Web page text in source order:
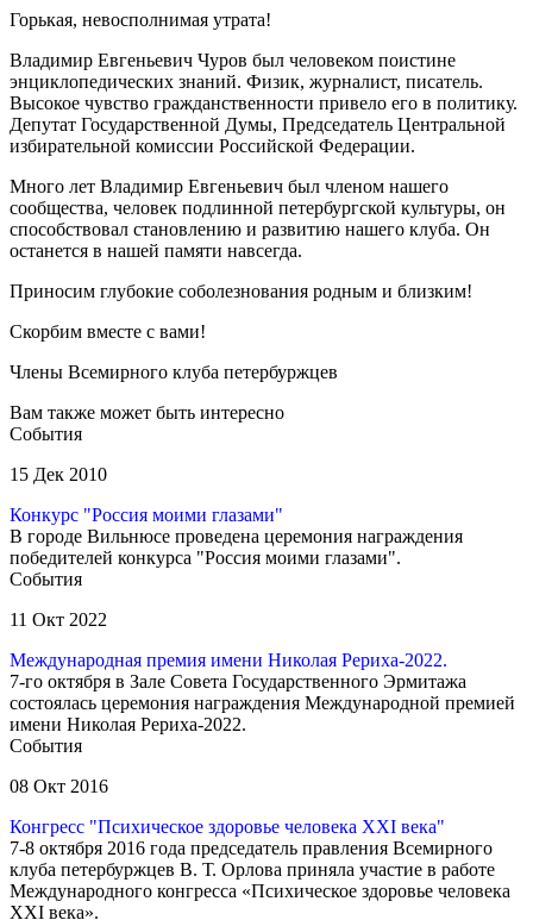
Горькая, невосполнимая утрата!
Владимир Евгеньевич Чуров был человеком поистине
энциклопедических знаний. Физик, журналист, писатель.
Высокое чувство гражданственности привело его в политику.
Депутат Государственной Думы, Председатель Центральной
избирательной комиссии Российской Федерации.
Много лет Владимир Евгеньевич был членом нашего
сообщества, человек подлинной петербургской культуры, он
способствовал становлению и развитию нашего клуба. Он
останется в нашей памяти навсегда.
Приносим глубокие соболезнования родным и близким!
Скорбим вместе с вами!
Члены Всемирного клуба петербуржцев
Вам также может быть интересно
События
15 Дек 2010
Конкурс "Россия моими глазами"
В городе Вильнюсе проведена церемония награждения
победителей конкурса "Россия моими глазами".
События
11 Окт 2022
Международная премия имени Николая Рериха-2022.
7-го октября в Зале Совета Государственного Эрмитажа
состоялась церемония награждения Международной премией
имени Николая Рериха-2022.
События
08 Окт 2016
Конгресс "Психическое здоровье человека XXI века"
7-8 октября 2016 года председатель правления Всемирного
клуба петербуржцев В. Т. Орлова приняла участие в работе
Международного конгресса «Психическое здоровье человека
XXI века».